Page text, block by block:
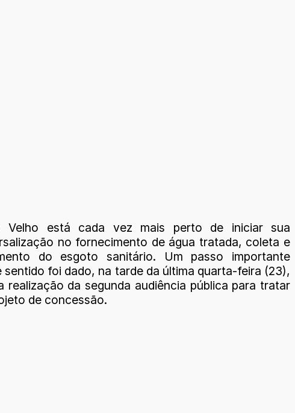
Velho está cada vez mais perto de iniciar sua
no fornecimento de água tratada, coleta e
do esgoto sanitário. Um passo importante
sentido foi dado, na tarde da última quarta-feira (23),
realização da segunda audiência pública para tratar
de concessão.